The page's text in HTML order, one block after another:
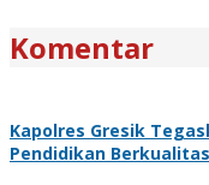
Komentar
Kapolres Gresik
Pendidikan Berkualitas